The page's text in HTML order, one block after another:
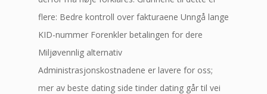
flere: Bedre kontroll over fakturaene Unngå lange
KID-nummer Forenkler betalingen for dere
Miljøvennlig alternativ
Administrasjonskostnadene er lavere for oss;
mer av beste dating side tinder dating går til vei